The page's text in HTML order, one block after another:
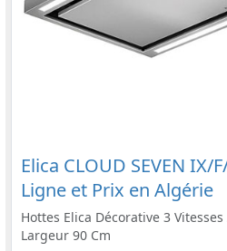
Elica CLOUD SEVEN IX/
Ligne et Prix en Algérie
Hottes Elica Décorative 3
Largeur 90 Cm